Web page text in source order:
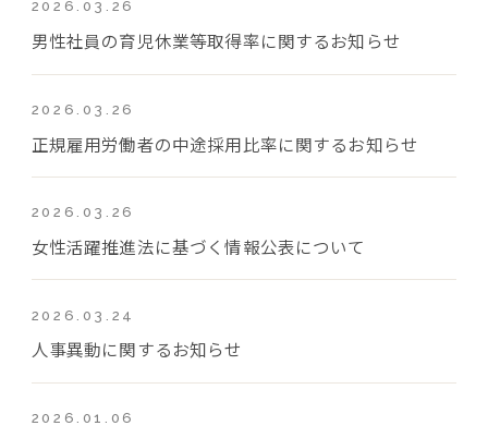
2026.03.26
男性社員の育児休業等取得率に関するお知らせ
2026.03.26
正規雇用労働者の中途採用比率に関するお知らせ
2026.03.26
女性活躍推進法に基づく情報公表について
2026.03.24
人事異動に関するお知らせ
2026.01.06